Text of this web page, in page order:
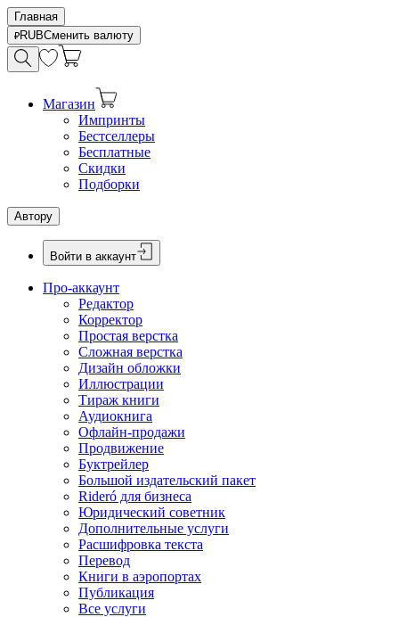
Главная
RUBСменить валюту
Магазин
Импринты
Бестселлеры
Бесплатные
Скидки
Подборки
Автору
Войти в аккаунт
Про-аккаунт
Редактор
Корректор
Простая верстка
Сложная верстка
Дизайн обложки
Иллюстрации
Тираж книги
Аудиокнига
Офлайн-продажи
Продвижение
Буктрейлер
Большой издательский пакет
Rideró для бизнеса
Юридический советник
Дополнительные услуги
Расшифровка текста
Перевод
Книги в аэропортах
Публикация
Все услуги